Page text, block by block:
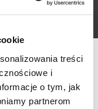
treści
i
o tym, jak
partnerom
06
drukowany już
o innych ale
magazyn